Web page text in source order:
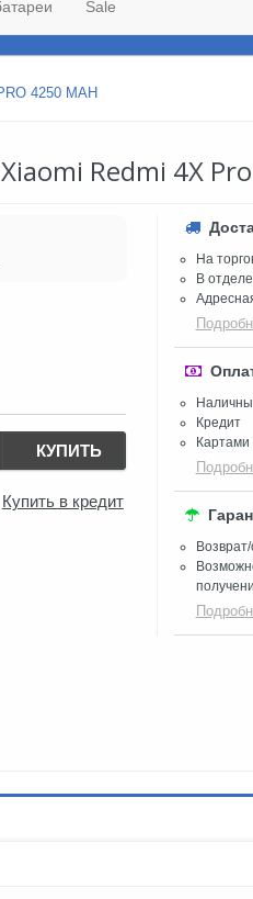
Sale
4250 MAH
Redmi 4X
КУПИТЬ
Купить в кредит
На
В
Кредит
Картами